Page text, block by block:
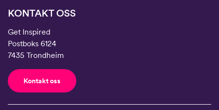
KONTAKT OSS
Get Inspired
Postboks 6124
7435 Trondheim
Kontakt oss